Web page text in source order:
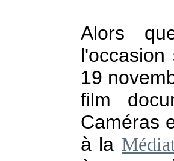
Alors
19
film
Caméras
à la